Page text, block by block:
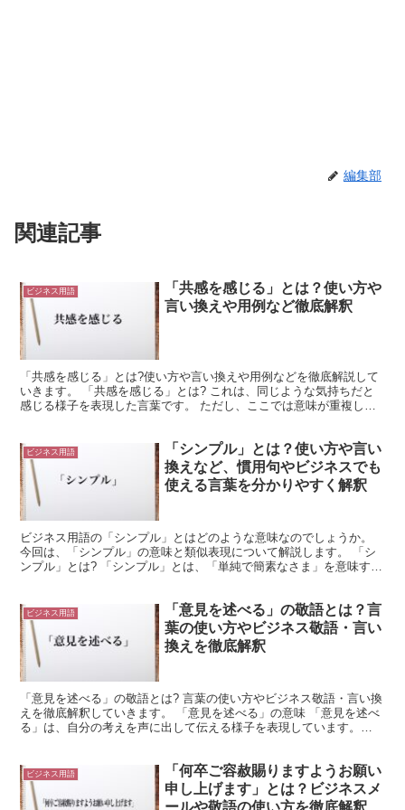
編集部
関連記事
ビジネス用語
「共感を感じる」とは？使い方や
言い換えや用例など徹底解釈
「共感を感じる」とは?使い方や言い換えや用例などを徹底解説して
いきます。 「共感を感じる」とは? これは、同じような気持ちだと
感じる様子を表現した言葉です。 ただし、ここでは意味が重複して
ビジネス用語
「シンプル」とは？使い方や言い
換えなど、慣用句やビジネスでも
使える言葉を分かりやすく解釈
ビジネス用語の「シンプル」とはどのような意味なのでしょうか。
今回は、「シンプル」の意味と類似表現について解説します。 「シ
ンプル」とは? 「シンプル」とは、「単純で簡素なさま」を意味する
ビジネス用語
「意見を述べる」の敬語とは？言
葉の使い方やビジネス敬語・言い
換えを徹底解釈
「意見を述べる」の敬語とは? 言葉の使い方やビジネス敬語・言い換
えを徹底解釈していきます。 「意見を述べる」の意味 「意見を述べ
る」は、自分の考えを声に出して伝える様子を表現しています。
ビジネス用語
「何卒ご容赦賜りますようお願い
申し上げます」とは？ビジネスメ
ールや敬語の使い方を徹底解釈